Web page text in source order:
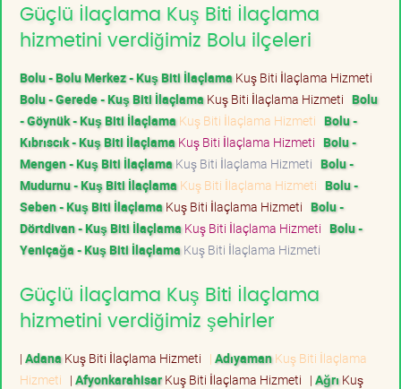
Güçlü İlaçlama Kuş Biti İlaçlama
hizmetini verdiğimiz Bolu ilçeleri
Bolu - Bolu Merkez - Kuş Biti İlaçlama Kuş Biti İlaçlama Hizmeti
Bolu - Gerede - Kuş Biti İlaçlama Kuş Biti İlaçlama Hizmeti Bolu
- Göynük - Kuş Biti İlaçlama Kuş Biti İlaçlama Hizmeti Bolu -
Kıbrıscık - Kuş Biti İlaçlama Kuş Biti İlaçlama Hizmeti Bolu -
Mengen - Kuş Biti İlaçlama Kuş Biti İlaçlama Hizmeti Bolu -
Mudurnu - Kuş Biti İlaçlama Kuş Biti İlaçlama Hizmeti Bolu -
Seben - Kuş Biti İlaçlama Kuş Biti İlaçlama Hizmeti Bolu -
Dörtdivan - Kuş Biti İlaçlama Kuş Biti İlaçlama Hizmeti Bolu -
Yeniçağa - Kuş Biti İlaçlama Kuş Biti İlaçlama Hizmeti
Güçlü İlaçlama Kuş Biti İlaçlama
hizmetini verdiğimiz şehirler
| Adana Kuş Biti İlaçlama Hizmeti | AdıyamanKuş Biti İlaçlama
Hizmeti | AfyonkarahisarKuş Biti İlaçlama Hizmeti | Ağrı Kuş